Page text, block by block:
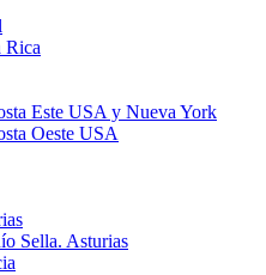
Rica
Este USA y Nueva York
Oeste USA
Sella. Asturias